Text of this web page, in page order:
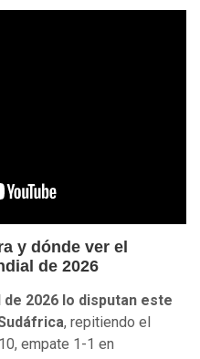
y dónde ver el
de 2026
2026 lo disputan este
, repitiendo el
empate 1-1 en